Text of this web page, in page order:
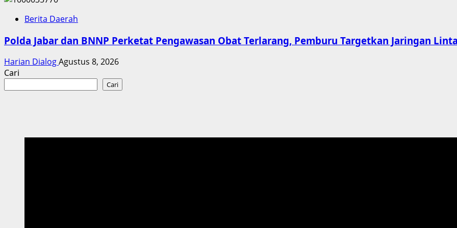
Berita Daerah
Polda Jabar dan BNNP Perketat Pengawasan Obat Terlarang, Pemburu Targetkan Jaringan
Harian DialogAgustus 8, 2026
Cari
Cari